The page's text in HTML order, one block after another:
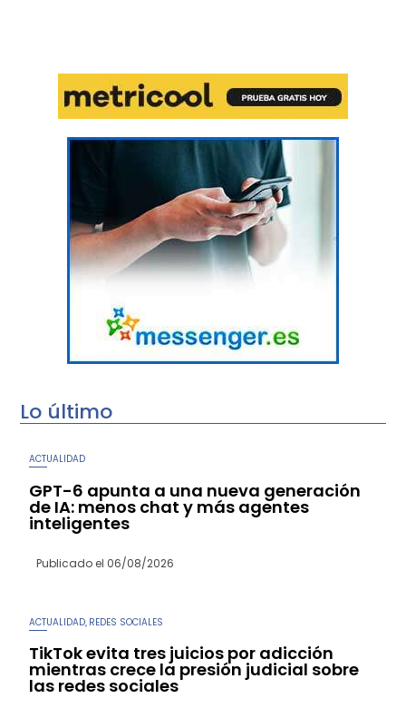
Lo último
ACTUALIDAD
GPT-6 apunta a una nueva generación
de IA: menos chat y más agentes
inteligentes
Publicado el 06/08/2026
ACTUALIDAD REDES SOCIALES
TikTok evita tres juicios por adicción
mientras crece la presión judicial sobre
las redes sociales